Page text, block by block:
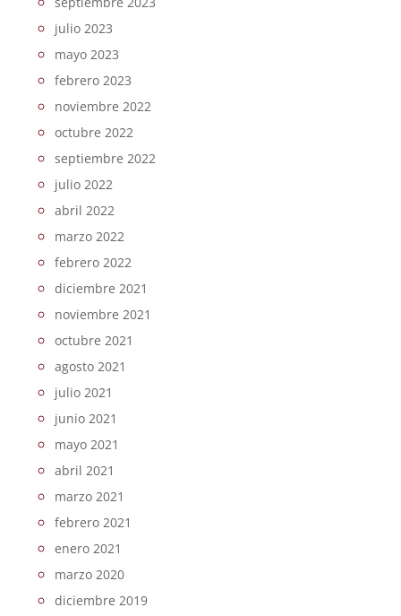
julio 2023
mayo 2023
febrero 2023
noviembre 2022
octubre 2022
septiembre 2022
julio 2022
abril 2022
marzo 2022
febrero 2022
diciembre 2021
noviembre 2021
octubre 2021
agosto 2021
julio 2021
junio 2021
mayo 2021
abril 2021
marzo 2021
febrero 2021
enero 2021
marzo 2020
diciembre 2019